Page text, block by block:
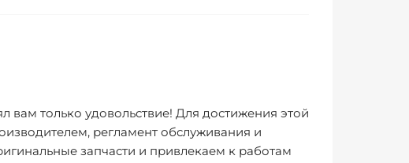
только удовольствие! Для достижения этой
регламент обслуживания и
запчасти и привлекаем к работам